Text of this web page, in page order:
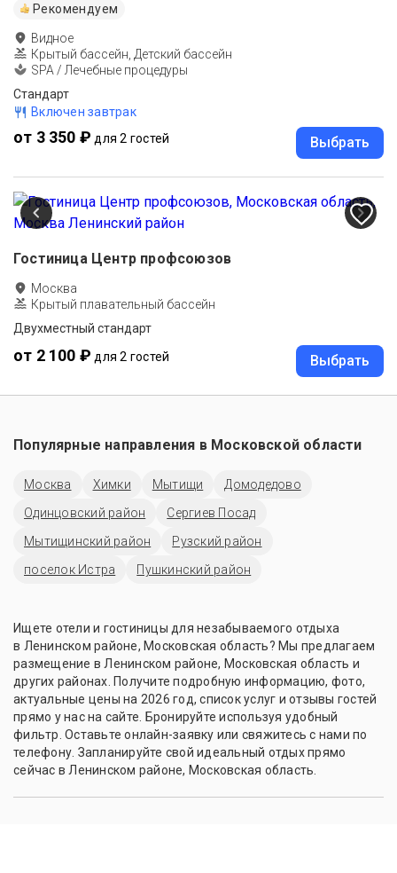
Рекомендуем
Видное
Крытый бассейн, Детский бассейн
SPA / Лечебные процедуры
Стандарт
Включен завтрак
от 3 350 ₽ для 2 гостей Выбрать
Гостиница Центр профсоюзов
Москва
Крытый плавательный бассейн
Двухместный стандарт
от 2 100 ₽ для 2 гостей Выбрать
Популярные направления в Московской области
Москва Химки Мытищи
Домодедово
Одинцовский район
Сергиев Посад
Мытищинский район
Рузский район
поселок Истра
Пушкинский район
Ищете отели и гостиницы для незабываемого отдыха
в Ленинском районе, Московская область? Мы предлагаем
размещение в Ленинском районе, Московская область и
других районах. Получите подробную информацию, фото,
актуальные цены на 2026 год, список услуг и отзывы гостей
прямо у нас на сайте. Бронируйте используя удобный
фильтр. Оставьте онлайн-заявку или свяжитесь с нами по
телефону. Запланируйте свой идеальный отдых прямо
сейчас в Ленинском районе, Московская область.